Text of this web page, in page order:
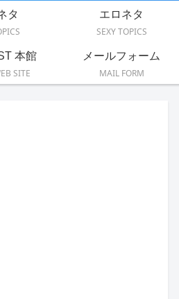
タ
エロネタ
SEXY TOPICS
本館
SITE
メールフォーム
MAIL FORM